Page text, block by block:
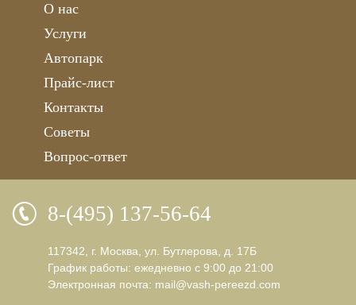
О нас
Услуги
Автопарк
Прайс-лист
Контакты
Советы
Вопрос-ответ
8-(495) 137-56-64
117342, г. Москва, ул. Бутлерова, д. 17Б
График работы: ежедневно с 9:00 до 21:00
Электронная почта: mail@vash-pereezd.com